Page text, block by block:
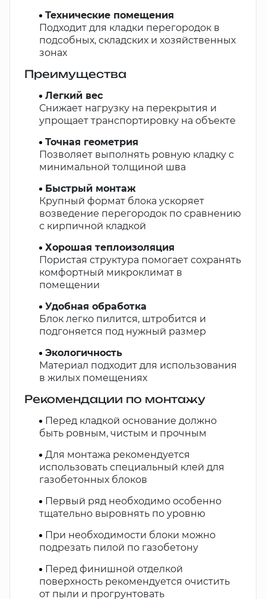
Технические помещения
Подходит для кладки перегородок в
подсобных, складских и хозяйственных
зонах
Преимущества
Легкий вес
Снижает нагрузку на перекрытия и
упрощает транспортировку на объекте
Точная геометрия
Позволяет выполнять ровную кладку с
минимальной толщиной шва
Быстрый монтаж
Крупный формат блока ускоряет
возведение перегородок по сравнению
с кирпичной кладкой
Хорошая теплоизоляция
Пористая структура помогает сохранять
комфортный микроклимат в
помещении
Удобная обработка
Блок легко пилится, штробится и
подгоняется под нужный размер
Экологичность
Материал подходит для использования
в жилых помещениях
Рекомендации по монтажу
Перед кладкой основание должно
быть ровным, чистым и прочным
Для монтажа рекомендуется
использовать специальный клей для
газобетонных блоков
Первый ряд необходимо особенно
тщательно выровнять по уровню
При необходимости блоки можно
подрезать пилой по газобетону
Перед финишной отделкой
поверхность рекомендуется очистить
от пыли и прогрунтовать